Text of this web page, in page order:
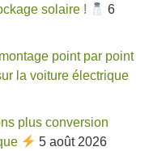
solaire !
6
point par point
la voiture électrique
plus conversion
5 août 2026